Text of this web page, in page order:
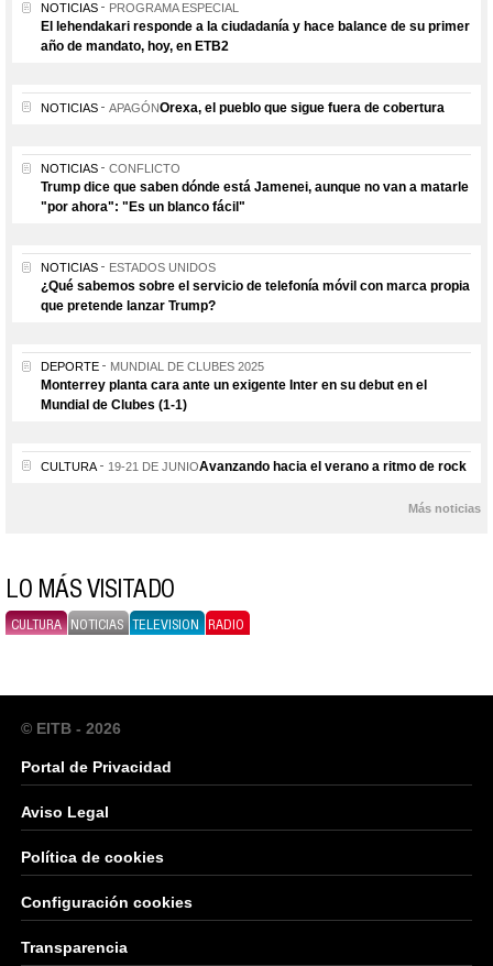
NOTICIAS PROGRAMA ESPECIAL
El lehendakari responde a la ciudadanía y hace balance de su primer
año de mandato, hoy, en ETB2
NOTICIAS APAGÓNOrexa, el pueblo que sigue fuera de cobertura
NOTICIAS CONFLICTO
Trump dice que saben dónde está Jamenei, aunque no van a matarle
"por ahora": "Es un blanco fácil"
NOTICIAS ESTADOS UNIDOS
¿Qué sabemos sobre el servicio de telefonía móvil con marca propia
que pretende lanzar Trump?
DEPORTE MUNDIAL DE CLUBES 2025
Monterrey planta cara ante un exigente Inter en su debut en el
Mundial de Clubes (1-1)
CULTURA 19-21 DE JUNIOAvanzando hacia el verano a ritmo de rock
Más noticias
LO MÁS VISITADO
CULTURA NOTICIAS TELEVISION RADIO
© EITB - 2026
Portal de Privacidad
Aviso Legal
Política de cookies
Configuración cookies
Transparencia